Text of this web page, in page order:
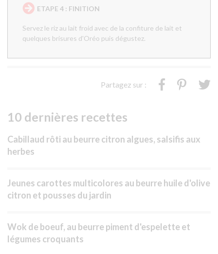
ETAPE 4 : FINITION
Servez le riz au lait froid avec de la confiture de lait et
quelques brisures d'Oréo puis dégustez.
Partagez sur :
10 dernières recettes
Cabillaud rôti au beurre citron algues, salsifis aux
herbes
Jeunes carottes multicolores au beurre huile d'olive
citron et pousses du jardin
Wok de boeuf, au beurre piment d'espelette et
légumes croquants